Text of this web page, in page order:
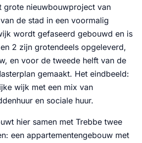
grote nieuwbouwproject van
de stad in een voormalig
wordt gefaseerd gebouwd en is
2 zijn grotendeels opgeleverd,
en voor de tweede helft van de
gemaakt. Het eindbeeld:
wijk met een mix van
en sociale huur.
hier samen met Trebbe twee
een appartementengebouw met